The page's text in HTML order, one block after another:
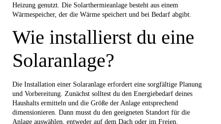
Heizung genutzt. Die Solarthermieanlage besteht aus einem
Wärmespeicher, der die Wärme speichert und bei Bedarf abgibt.
Wie installierst du eine
Solaranlage?
Die Installation einer Solaranlage erfordert eine sorgfältige Planung
und Vorbereitung. Zunächst solltest du den Energiebedarf deines
Haushalts ermitteln und die Größe der Anlage entsprechend
dimensionieren. Dann musst du den geeigneten Standort für die
Anlage auswählen, entweder auf dem Dach oder im Freien.